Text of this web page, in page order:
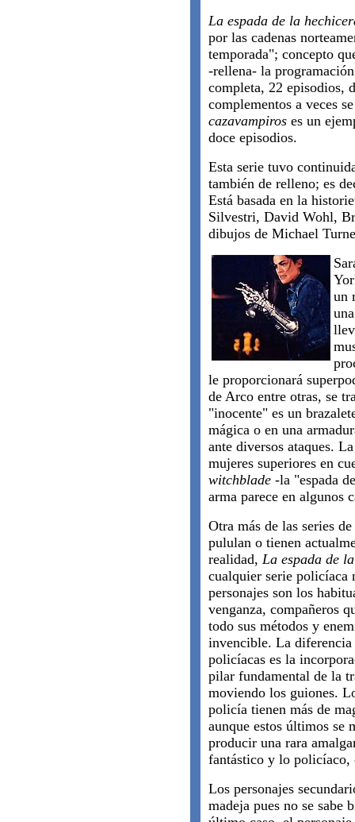
La espada de la
por las cadenas
temporada"; concepto
-rellena- la
completa, 22 episodios,
complementos a veces
cazavampiros es un
doce episodios.
Esta serie tuvo
también de relleno; es
Está basada en la
Silvestri, David Wohl,
dibujos de Michael
un
le proporcionará
de Arco entre otras, se
"inocente" es un
mágica o en una
ante diversos ataques.
mujeres superiores en
witchblade -la "espada
arma parece en algunos
Otra más de las series
pululan o tienen
realidad, La espada de
cualquier serie policíaca
personajes son los
venganza, compañeros
todo sus métodos y
invencible. La diferencia
policíacas es la
pilar fundamental de la
moviendo los guiones.
policía tienen más de
aunque estos últimos se
producir una rara
fantástico y lo
Los personajes
madeja pues no se sabe